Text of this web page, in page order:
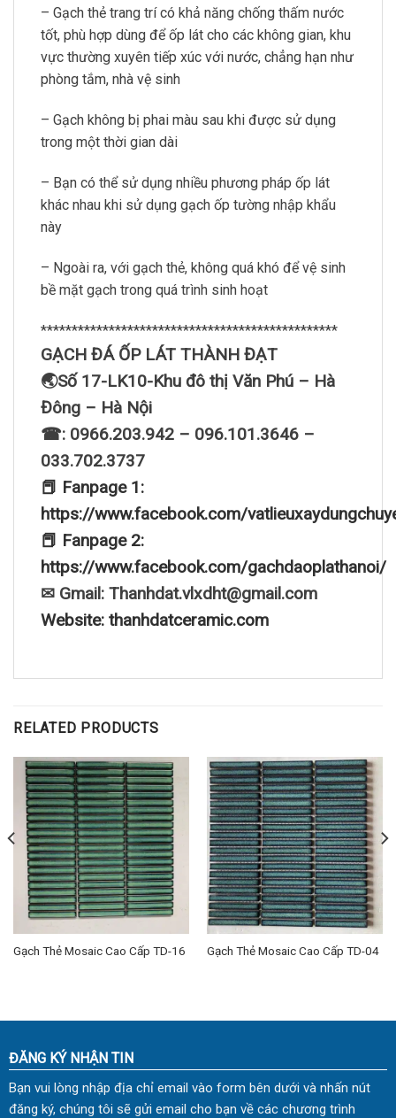
– Gạch thẻ trang trí có khả năng chống thấm nước
tốt, phù hợp dùng để ốp lát cho các không gian, khu
vực thường xuyên tiếp xúc với nước, chẳng hạn như
phòng tắm, nhà vệ sinh
– Gạch không bị phai màu sau khi được sử dụng
trong một thời gian dài
– Bạn có thể sử dụng nhiều phương pháp ốp lát
khác nhau khi sử dụng gạch ốp tường nhập khẩu
này
– Ngoài ra, với gạch thẻ, không quá khó để vệ sinh
bề mặt gạch trong quá trình sinh hoạt
************************************************
GẠCH ĐÁ ỐP LÁT THÀNH ĐẠT
🌏Số 17-LK10-Khu đô thị Văn Phú – Hà
Đông – Hà Nội
☎: 0966.203.942 – 096.101.3646 –
033.702.3737
📕 Fanpage 1:
https://www.facebook.com/
📕 Fanpage 2:
https://www.facebook.com/gachdaoplathanoi/
✉ Gmail: Thanhdat.vlxdht@gmail.com
Website: thanhdatceramic.com
RELATED PRODUCTS
Gạch Thẻ Mosaic Cao Cấp TD-16 Gạch Thẻ Mosaic Cao Cấp TD-04
ĐĂNG KÝ NHẬN TIN
Bạn vui lòng nhập địa chỉ email vào form bên dưới và nhấn nút
đăng ký, chúng tôi sẽ gửi email cho bạn về các chương trình